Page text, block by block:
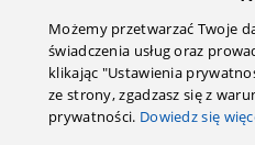
Możemy przetwarzać Twoje
świadczenia usług oraz
klikając "Ustawienia
ze strony, zgadzasz się z
prywatności. Dowiedz się